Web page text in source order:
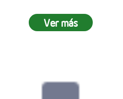
Ver más